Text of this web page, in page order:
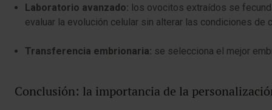
Laboratorio avanzado: los ovocitos extraídos se
evaluar la evolución celular sin alterar las condiciones de
Transferencia embrionaria: se selecciona el mejor
Conclusión: la importancia de la